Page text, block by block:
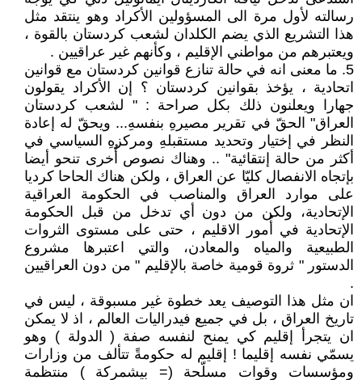
رسالته لأول مرة الى المسؤولين الأكراد وهو ينتقد مثل
هذا التشريع الذي يضم الكلدان لشعب كردستان بالقوة ،
ويعتبرهم من مواطني الإقليم ، وكأنهم غير عراقيين .
5. ما معنى انه في حالة تنازع قوانين كردستان مع قوانين
اتحادية ، يؤخذ بقوانين كردستان ؟ إن الأكراد يقولون
جهارا ويعلنون ذلك بكل صراحة : " لشعب كردستان
العراق" الحقّ في تقرير مصيرهِ بنفسهِ... ويحقّ له إعادة
النظر في إختيار وتحديد مستقبلهِ ومركزهِ السياسي في
أكثر من حالة إنتقائية" .. وهناك نصوص أُخرى تنحو أيضا
بإتجاه الانفصال كليّا عن العراق ، ولكن هناك الحاحا كرديا
على موارد العراق والمناصب في الحكومة العراقية
الإتحادية، ولكن من دون أي تدخل من قبل الحكومة
الإتحادية في أُمور الاقليم ، حتى على مستوى الثروات
الطبيعية والمياه والمعادن، والتي اعتبرها مشروع
الدستور " ثروة قومية خاصة بالإقليم " من دون العراقيين
.
ان مثل هذا التوصيف يعد خطوة غير مسبوقة ، ليس في
تاريخ العراق ، بل في جميع فيدراليات العالم ، اذ لا يمكن
ان يتجرأ إقليم كي يمنح لنفسه صفة ( الدولة ) وهو
يسمّي نفسه إقليما ! إقليم له حكومةً تتألف من وزارات
ومؤسسات وقوات مسلّحة (= بيشمركة ) منتظمة